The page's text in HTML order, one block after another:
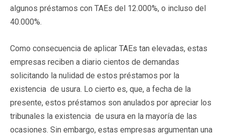
algunos préstamos con TAEs del 12.000%, o incluso del
40.000%.
Como consecuencia de aplicar TAEs tan elevadas, estas
empresas reciben a diario cientos de demandas
solicitando la nulidad de estos préstamos por la
existencia de usura. Lo cierto es, que, a fecha de la
presente, estos préstamos son anulados por apreciar los
tribunales la existencia de usura en la mayoría de las
ocasiones. Sin embargo, estas empresas argumentan una